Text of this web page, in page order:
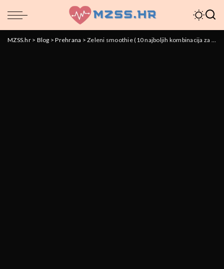
MZSS.hr> Blog >Prehrana >Zeleni smoothie (10 najboljih kombinacija za vaše zdravlje)